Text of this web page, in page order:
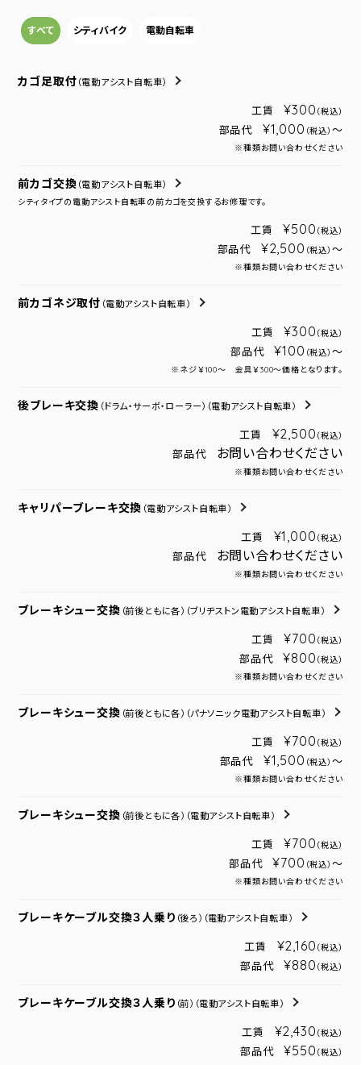
すべて シティバイク 電動自転車
カゴ足取付 （電動アシスト自転車）
工賃 ¥300 （税込）
部品代 ¥1,000 （税込） ～
※種類お問い合わせください
前カゴ交換 （電動アシスト自転車）
シティタイプの電動アシスト自転車の前カゴを交換するお修理です。
工賃 ¥500 （税込）
部品代 ¥2,500 （税込） ～
※種類お問い合わせください
前カゴネジ取付 （電動アシスト自転車）
工賃 ¥300 （税込）
部品代 ¥100 （税込） ～
※ネジ￥100～ 金具￥300～価格となります。
後ブレーキ交換 （ドラム・サーボ・ローラー） （電動アシスト自転車）
工賃 ¥2,500 （税込）
部品代 お問い合わせください
※種類お問い合わせください
キャリパーブレーキ交換 （電動アシスト自転車）
工賃 ¥1,000 （税込）
部品代 お問い合わせください
※種類お問い合わせください
ブレーキシュー交換 （前後ともに各） （ブリヂストン電動アシスト自転車）
工賃 ¥700 （税込）
部品代 ¥800 （税込）
※種類お問い合わせください
ブレーキシュー交換 （前後ともに各） （パナソニック電動アシスト自転車）
工賃 ¥700 （税込）
部品代 ¥1,500 （税込） ～
※種類お問い合わせください
ブレーキシュー交換 （前後ともに各） （電動アシスト自転車）
工賃 ¥700 （税込）
部品代 ¥700 （税込） ～
※種類お問い合わせください
ブレーキケーブル交換３人乗り （後ろ） （電動アシスト自転車）
工賃 ¥2,160 （税込）
部品代 ¥880 （税込）
ブレーキケーブル交換３人乗り （前） （電動アシスト自転車）
工賃 ¥2,430 （税込）
部品代 ¥550 （税込）